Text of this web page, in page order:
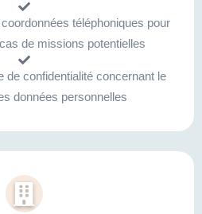
téléphoniques pour
de missions potentielles
de confidentialité concernant le
données personnelles